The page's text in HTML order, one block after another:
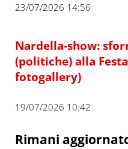
23/07/2026 14:56
Nardella-show:
(politiche) alla
fotogallery)
19/07/2026 10:42
Rimani